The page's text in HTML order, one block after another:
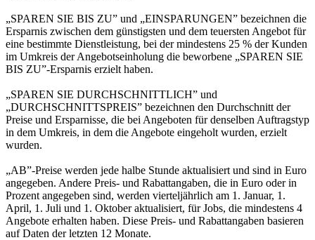
„SPAREN SIE BIS ZU” und „EINSPARUNGEN” bezeichnen die
Ersparnis zwischen dem günstigsten und dem teuersten Angebot für
eine bestimmte Dienstleistung, bei der mindestens 25 % der Kunden
im Umkreis der Angebotseinholung die beworbene „SPAREN SIE
BIS ZU”-Ersparnis erzielt haben.
„SPAREN SIE DURCHSCHNITTLICH” und
„DURCHSCHNITTSPREIS” bezeichnen den Durchschnitt der
Preise und Ersparnisse, die bei Angeboten für denselben Auftragstyp
in dem Umkreis, in dem die Angebote eingeholt wurden, erzielt
wurden.
„AB”-Preise werden jede halbe Stunde aktualisiert und sind in Euro
angegeben. Andere Preis- und Rabattangaben, die in Euro oder in
Prozent angegeben sind, werden vierteljährlich am 1. Januar, 1.
April, 1. Juli und 1. Oktober aktualisiert, für Jobs, die mindestens 4
Angebote erhalten haben. Diese Preis- und Rabattangaben basieren
auf Daten der letzten 12 Monate.